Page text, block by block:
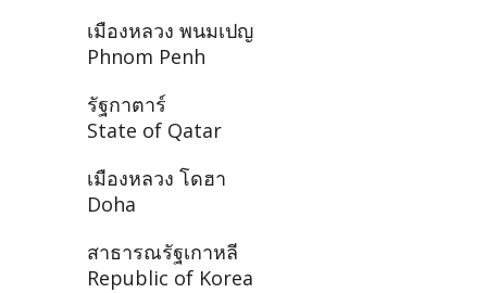
เมืองหลวง พนมเปญ
Phnom Penh
รัฐกาตาร์
State of Qatar
เมืองหลวง โดฮา
Doha
สาธารณรัฐเกาหลี
Republic of Korea